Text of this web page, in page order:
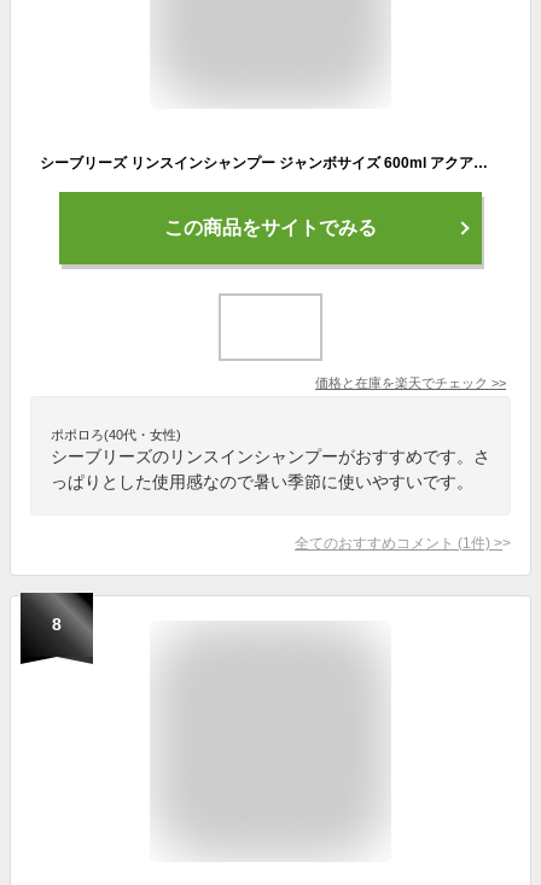
シーブリーズ リンスインシャンプー ジャンボサイズ 600ml アクアティックシトラスの香り シャンプー コンディショナー 髪 ヘアケア 夏 汗 デオドラント クール SEA BREEZE 資生堂 メントール リフレッシュ ユニセックス お手軽 クール感 お風呂 入浴 大容量 お徳用 日本製
この商品をサイトでみる
価格と在庫を楽天でチェック >>
ポポロろ(40代・女性)
シーブリーズのリンスインシャンプーがおすすめです。さ
っぱりとした使用感なので暑い季節に使いやすいです。
全てのおすすめコメント (1 件) >
8